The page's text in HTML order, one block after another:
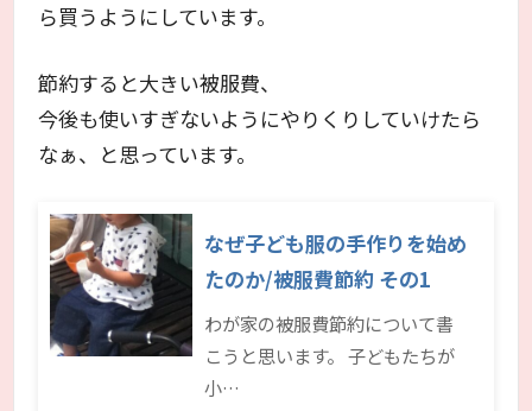
ら買うようにしています。
節約すると大きい被服費、
今後も使いすぎないようにやりくりしていけたら
なぁ、と思っています。
なぜ子ども服の手作りを始め
たのか/被服費節約 その1
わが家の被服費節約について書
こうと思います。 子どもたちが
小…